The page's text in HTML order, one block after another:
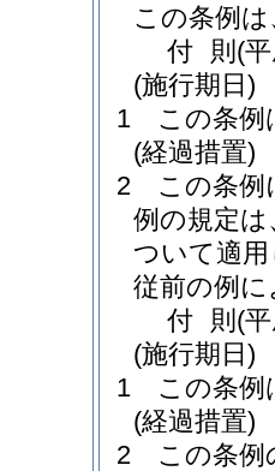
この条例
付 則 (
(施行期日)
1
この条例
(経過措置)
2
この条例
例の規定
ついて適
従前の例
付 則 (
(施行期日)
1
この条例
(経過措置)
2
この条例